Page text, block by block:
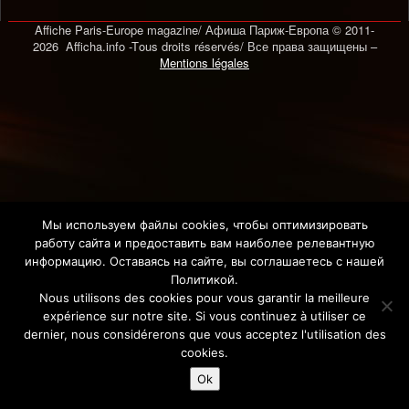
Affiche Paris-Europe magazine/ Афиша Париж-Европа © 2011-
2026 Afficha.info -Tous droits réservés/ Все права защищены –
Mentions légales
Мы используем файлы cookies, чтобы оптимизировать
работу сайта и предоставить вам наиболее релевантную
информацию. Оставаясь на сайте, вы соглашаетесь с нашей
Политикой.
Nous utilisons des cookies pour vous garantir la meilleure
expérience sur notre site. Si vous continuez à utiliser ce
dernier, nous considérerons que vous acceptez l'utilisation des
cookies.
Ok